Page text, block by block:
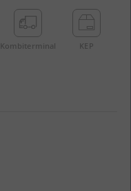
Kombi­terminal KEP